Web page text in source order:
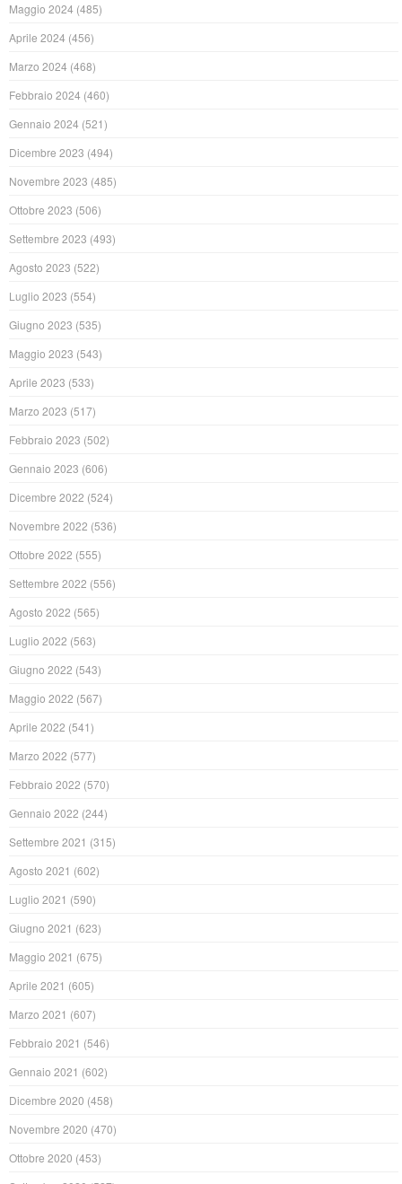
Maggio 2024 (485)
Aprile 2024 (456)
Marzo 2024 (468)
Febbraio 2024 (460)
Gennaio 2024 (521)
Dicembre 2023 (494)
Novembre 2023 (485)
Ottobre 2023 (506)
Settembre 2023 (493)
Agosto 2023 (522)
Luglio 2023 (554)
Giugno 2023 (535)
Maggio 2023 (543)
Aprile 2023 (533)
Marzo 2023 (517)
Febbraio 2023 (502)
Gennaio 2023 (606)
Dicembre 2022 (524)
Novembre 2022 (536)
Ottobre 2022 (555)
Settembre 2022 (556)
Agosto 2022 (565)
Luglio 2022 (563)
Giugno 2022 (543)
Maggio 2022 (567)
Aprile 2022 (541)
Marzo 2022 (577)
Febbraio 2022 (570)
Gennaio 2022 (244)
Settembre 2021 (315)
Agosto 2021 (602)
Luglio 2021 (590)
Giugno 2021 (623)
Maggio 2021 (675)
Aprile 2021 (605)
Marzo 2021 (607)
Febbraio 2021 (546)
Gennaio 2021 (602)
Dicembre 2020 (458)
Novembre 2020 (470)
Ottobre 2020 (453)